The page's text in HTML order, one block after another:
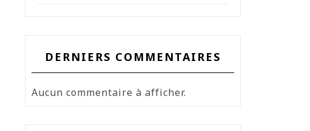
DERNIERS COMMENTAIRES
Aucun commentaire à afficher.